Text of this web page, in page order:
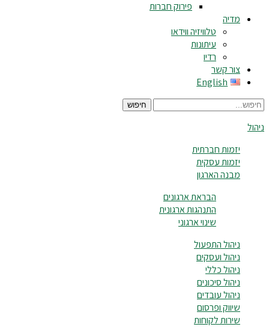
פירוק חברות
מדיה
טלוויזיה ווידאו
עיתונות
רדיו
צור קשר
English
חיפוש
ניהול
יזמות חברתית
יזמות עסקית
מבנה הארגון
הבראת ארגונים
התנהגות ארגונית
שינוי ארגוני
ניהול התפעול
ניהול ועסקים
ניהול כללי
ניהול סיכונים
ניהול עובדים
שיווק ופרסום
שירות לקוחות